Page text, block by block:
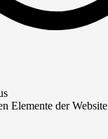
Elemente der Website